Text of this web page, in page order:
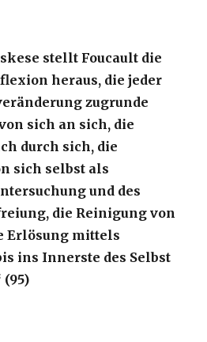
stellt Foucault die
heraus, die jeder
zugrunde
sich an sich, die
durch sich, die
sich selbst als
und des
die Reinigung von
Erlösung mittels
ins Innerste des Selbst